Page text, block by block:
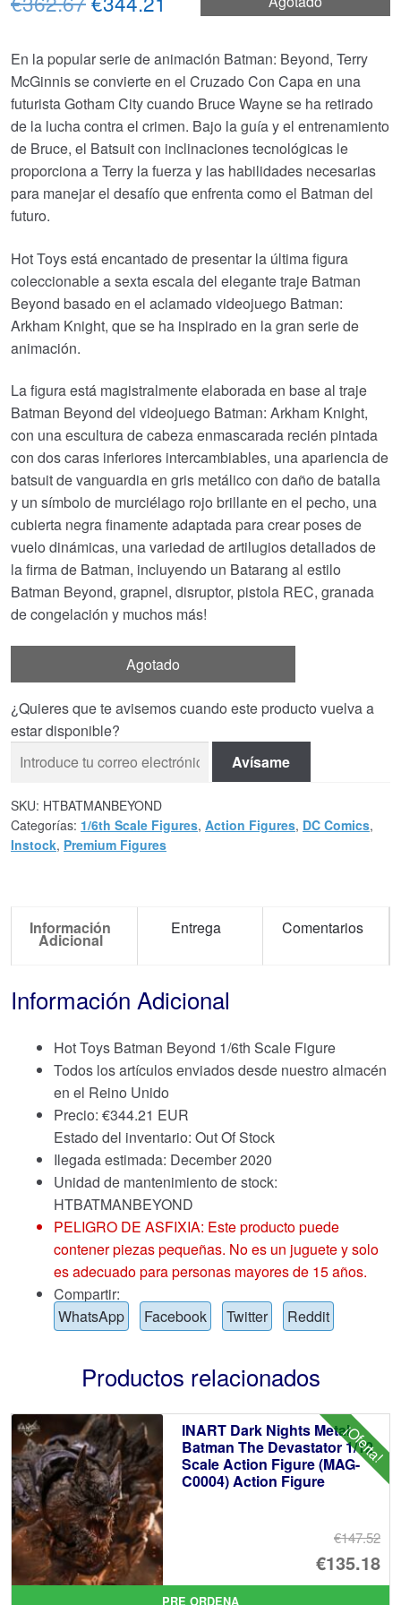
original
era:
€362.67.
actual
es:
€344.21.
En la popular serie de animación Batman: Beyond, Terry
McGinnis se convierte en el Cruzado Con Capa en una
futurista Gotham City cuando Bruce Wayne se ha retirado
de la lucha contra el crimen. Bajo la guía y el entrenamiento
de Bruce, el Batsuit con inclinaciones tecnológicas le
proporciona a Terry la fuerza y las habilidades necesarias
para manejar el desafío que enfrenta como el Batman del
futuro.
Hot Toys está encantado de presentar la última figura
coleccionable a sexta escala del elegante traje Batman
Beyond basado en el aclamado videojuego Batman:
Arkham Knight, que se ha inspirado en la gran serie de
animación.
La figura está magistralmente elaborada en base al traje
Batman Beyond del videojuego Batman: Arkham Knight,
con una escultura de cabeza enmascarada recién pintada
con dos caras inferiores intercambiables, una apariencia de
batsuit de vanguardia en gris metálico con daño de batalla
y un símbolo de murciélago rojo brillante en el pecho, una
cubierta negra finamente adaptada para crear poses de
vuelo dinámicas, una variedad de artilugios detallados de
la firma de Batman, incluyendo un Batarang al estilo
Batman Beyond, grapnel, disruptor, pistola REC, granada
de congelación y muchos más!
Agotado
¿Quieres que te avisemos cuando este producto vuelva a
estar disponible?
Avísame
SKU: HTBATMANBEYOND
Categorías: 1/6th Scale Figures, Action Figures, DC Comics,
Instock, Premium Figures
Información
Adicional
Entrega Comentarios
Información Adicional
Hot Toys Batman Beyond 1/6th Scale Figure
Todos los artículos enviados desde nuestro almacén
en el Reino Unido
Precio: €344.21 EUR
Estado del inventario: Out Of Stock
Ilegada estimada: December 2020
Unidad de mantenimiento de stock:
HTBATMANBEYOND
PELIGRO DE ASFIXIA: Este producto puede
contener piezas pequeñas. No es un juguete y solo
es adecuado para personas mayores de 15 años.
Compartir:
WhatsApp
Facebook Twitter Reddit
Productos relacionados
¡Oferta!
INART Dark Nights Metal
Batman The Devastator 1/12
Scale Action Figure (MAG-
C0004) Action Figure
€147.52
El
€135.18
El
PRE ORDENA